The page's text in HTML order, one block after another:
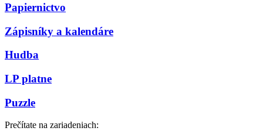
Papiernictvo
Zápisníky a kalendáre
Hudba
LP platne
Puzzle
Prečítate na zariadeniach: